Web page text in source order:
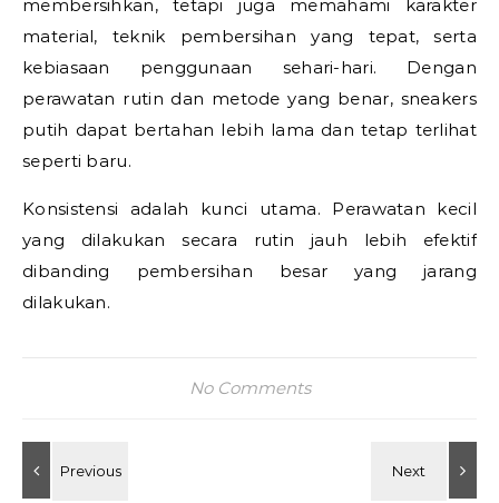
membersihkan, tetapi juga memahami karakter
material, teknik pembersihan yang tepat, serta
kebiasaan penggunaan sehari-hari. Dengan
perawatan rutin dan metode yang benar, sneakers
putih dapat bertahan lebih lama dan tetap terlihat
seperti baru.
Konsistensi adalah kunci utama. Perawatan kecil
yang dilakukan secara rutin jauh lebih efektif
dibanding pembersihan besar yang jarang
dilakukan.
No Comments